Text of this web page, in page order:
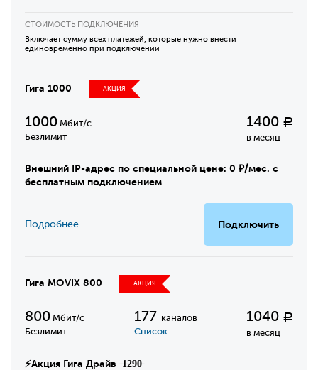
СТОИМОСТЬ ПОДКЛЮЧЕНИЯ
Включает сумму всех платежей, которые нужно внести
единовременно при подключении
Гига 1000 АКЦИЯ
1000 Мбит/с
Безлимит
1400 Р
в месяц
Внешний IP-адрес по специальной цене: 0 ₽/мес. с
бесплатным подключением
Подключить
Подробнее
Гига MOVIX 800 АКЦИЯ
800 Мбит/с
Безлимит
177 каналов
Список
1040 Р
в месяц
⚡Акция Гига Драйв ̶1̶2̶9̶0̶